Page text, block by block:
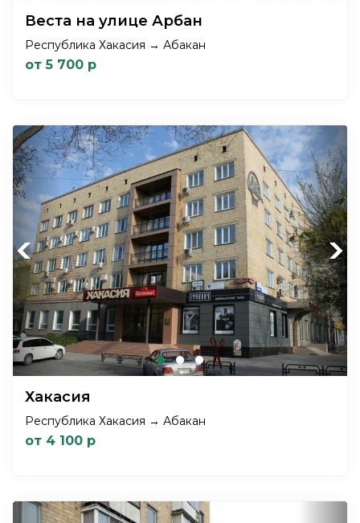
Веста на улице Арбан
Республика Хакасия → Абакан
от 5 700 р
Previous Next
Хакасия
Республика Хакасия → Абакан
от 4 100 р